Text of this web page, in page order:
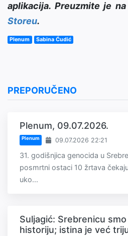
aplikacija. Preuzmite je na
Storeu.
Plenum Sabina Ćudić
PREPORUČENO
Plenum, 09.07.2026.
Plenum 09.07.2026 22:21
31. godišnjica genocida u
posmrtni ostaci 10 žrtava
uko...
Suljagić: Srebrenicu
historiju; istina je već